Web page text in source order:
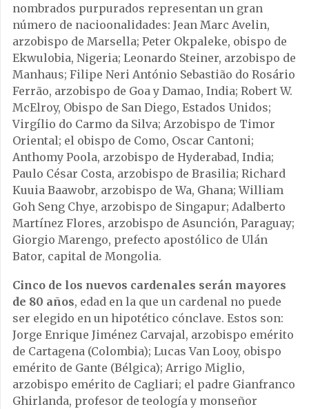
nombrados purpurados representan un gran
número de nacioonalidades: Jean Marc Avelin,
arzobispo de Marsella; Peter Okpaleke, obispo de
Ekwulobia, Nigeria; Leonardo Steiner, arzobispo de
Manhaus; Filipe Neri António Sebastião do Rosário
Ferrão, arzobispo de Goa y Damao, India; Robert W.
McElroy, Obispo de San Diego, Estados Unidos;
Virgílio do Carmo da Silva; Arzobispo de Timor
Oriental; el obispo de Como, Oscar Cantoni;
Anthomy Poola, arzobispo de Hyderabad, India;
Paulo César Costa, arzobispo de Brasilia; Richard
Kuuia Baawobr, arzobispo de Wa, Ghana; William
Goh Seng Chye, arzobispo de Singapur; Adalberto
Martínez Flores, arzobispo de Asunción, Paraguay;
Giorgio Marengo, prefecto apostólico de Ulán
Bator, capital de Mongolia.
Cinco de los nuevos cardenales serán mayores
de 80 años, edad en la que un cardenal no puede
ser elegido en un hipotético cónclave. Estos son:
Jorge Enrique Jiménez Carvajal, arzobispo emérito
de Cartagena (Colombia); Lucas Van Looy, obispo
emérito de Gante (Bélgica); Arrigo Miglio,
arzobispo emérito de Cagliari; el padre Gianfranco
Ghirlanda, profesor de teología y monseñor